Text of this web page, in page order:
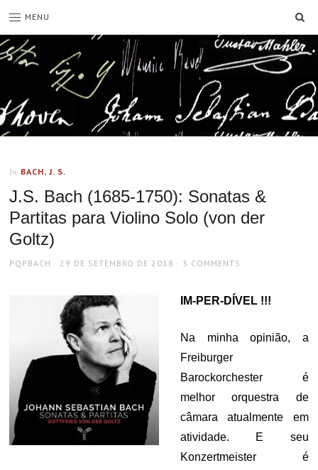
MENU
In BACH, J. S.
J.S. Bach (1685-1750): Sonatas &
Partitas para Violino Solo (von der
Goltz)
AUTHOR
PQPBACH
POSTED
29 DE SETEMBRO DE 2018 3 COMMENTS
IM-PER-DÍVEL !!!
Na minha opinião, a
Freiburger
Barockorchester é
melhor orquestra de
câmara atualmente em
atividade. E seu
Konzertmeister é